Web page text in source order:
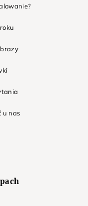
u nas